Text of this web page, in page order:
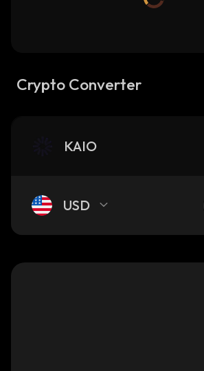
Crypto Converter
KAIO
USD